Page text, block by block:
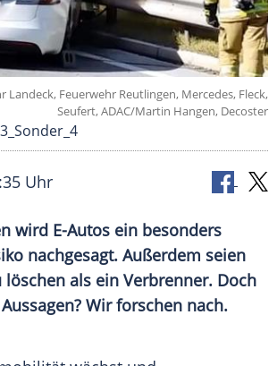
Landeck, Feuerwehr Reutlingen, Mercedes, Fleck,
Seufert, ADAC/Martin Hangen, Decoster
Uhr
wird E-Autos ein besonders
nachgesagt. Außerdem seien
löschen als ein Verbrenner. Doch
Wir forschen nach.